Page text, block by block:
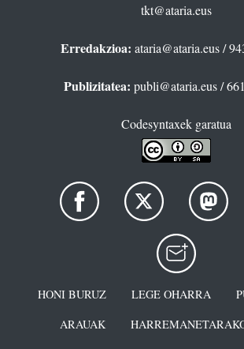
tkt@ataria.eus
Erredakzioa: ataria@ataria.eus/
Publizitatea: publi@ataria.eus/
Codesyntaxek garatua
HONI BURUZ LEGE OHARRA
ARAUAK